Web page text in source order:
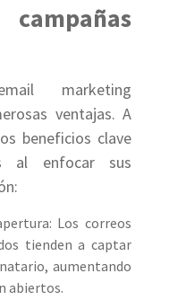
marketing
ventajas. A
beneficios clave
al enfocar sus
Los correos
tienden a captar
aumentando
abiertos.